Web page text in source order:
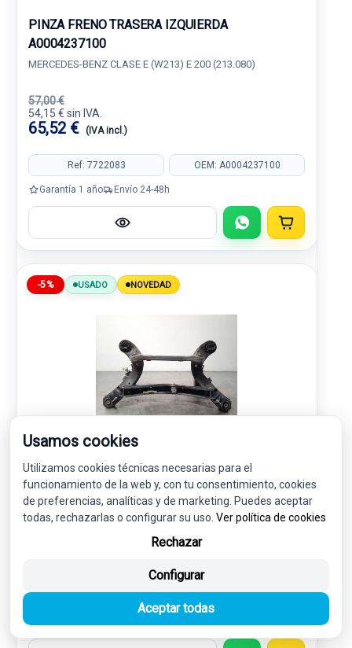
PINZA FRENO TRASERA IZQUIERDA
A0004237100
MERCEDES-BENZ CLASE E (W213) E 200 (213.080)
57,00 €
54,15 € sin IVA.
65,52 € (IVA incl.)
Ref: 7722083 OEM: A0004237100
Garantía 1 año Envío 24-48h
-5% USADO NOVEDAD
PUENTE TRASERO A2133505103
MERCEDES-BENZ CLASE E (W213) E 200 (213.080)
Usamos cookies
Utilizamos cookies técnicas necesarias para el
funcionamiento de la web y, con tu consentimiento, cookies
de preferencias, analíticas y de marketing. Puedes aceptar
todas, rechazarlas o configurar su uso. Ver política de cookies
Rechazar
Configurar
Aceptar todas